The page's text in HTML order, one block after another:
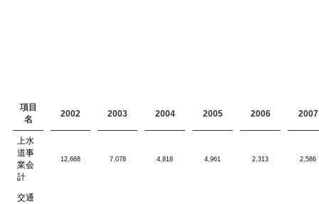
項目
名
2002 2003 2004 2005 2006 2007
上水
道事
業会
計
12,668 7,078 4,818 4,961 2,313 2,586
交通